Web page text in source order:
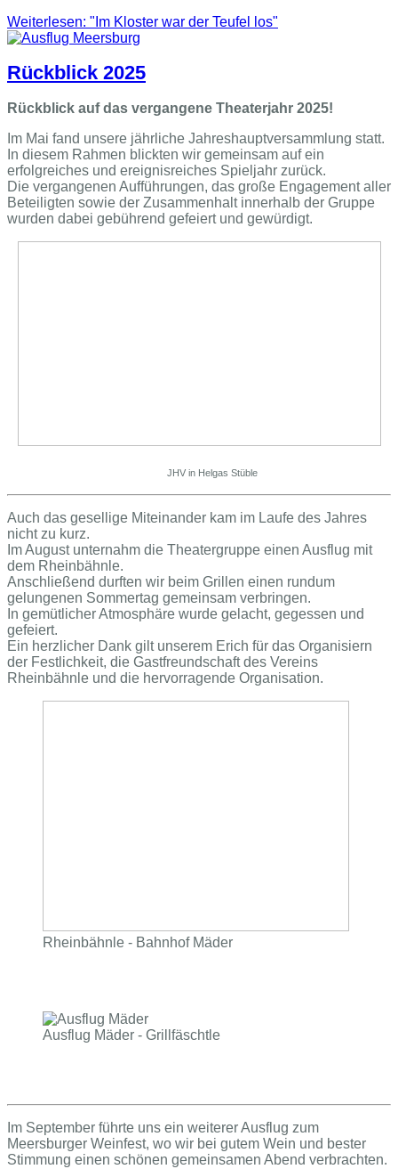
Weiterlesen: "Im Kloster war der Teufel los"
Rückblick 2025
Rückblick auf das vergangene Theaterjahr 2025!
Im Mai fand unsere jährliche Jahreshauptversammlung statt.
In diesem Rahmen blickten wir gemeinsam auf ein
erfolgreiches und ereignisreiches Spieljahr zurück.
Die vergangenen Aufführungen, das große Engagement aller
Beteiligten sowie der Zusammenhalt innerhalb der Gruppe
wurden dabei gebührend gefeiert und gewürdigt.
JHV in Helgas Stüble
Auch das gesellige Miteinander kam im Laufe des Jahres
nicht zu kurz.
Im August unternahm die Theatergruppe einen Ausflug mit
dem Rheinbähnle.
Anschließend durften wir beim Grillen einen rundum
gelungenen Sommertag gemeinsam verbringen.
In gemütlicher Atmosphäre wurde gelacht, gegessen und
gefeiert.
Ein herzlicher Dank gilt unserem Erich für das Organisiern
der Festlichkeit, die Gastfreundschaft des Vereins
Rheinbähnle und die hervorragende Organisation.
Rheinbähnle - Bahnhof Mäder
Ausflug Mäder - Grillfäschtle
Im September führte uns ein weiterer Ausflug zum
Meersburger Weinfest, wo wir bei gutem Wein und bester
Stimmung einen schönen gemeinsamen Abend verbrachten.